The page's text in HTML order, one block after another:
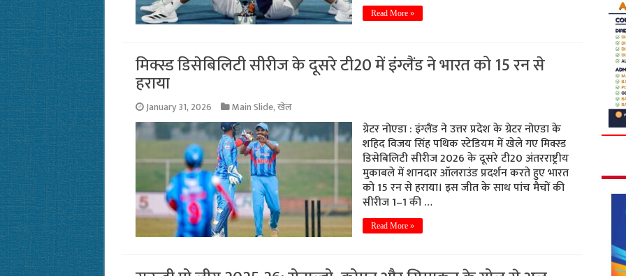
Read More »
मिक्स्ड डिसेबिलिटी सीरीज के दूसरे टी20 में इंग्लैंड ने भारत को 15 रन से
हराया
January 31, 2026 Main Slide,खेल
ग्रेटर नोएडा : इंग्लैंड ने उत्तर प्रदेश के ग्रेटर नोएडा के
शहिद विजय सिंह पथिक स्टेडियम में खेले गए मिक्स्ड
डिसेबिलिटी सीरीज 2026 के दूसरे टी20 अंतरराष्ट्रीय
मुकाबले में शानदार ऑलराउंड प्रदर्शन करते हुए भारत
को 15 रन से हराया। इस जीत के साथ पांच मैचों की
सीरीज 1–1 की …
Read More »